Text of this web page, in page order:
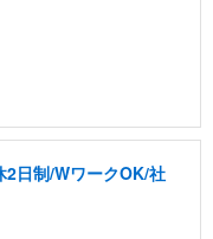
2日制/WワークOK/社